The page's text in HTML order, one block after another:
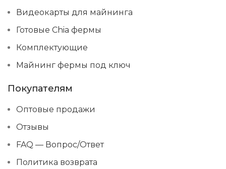
Видеокарты для майнинга
Готовые Chia фермы
Комплектующие
Майнинг фермы под ключ
Покупателям
Оптовые продажи
Отзывы
FAQ — Вопрос/Ответ
Политика возврата